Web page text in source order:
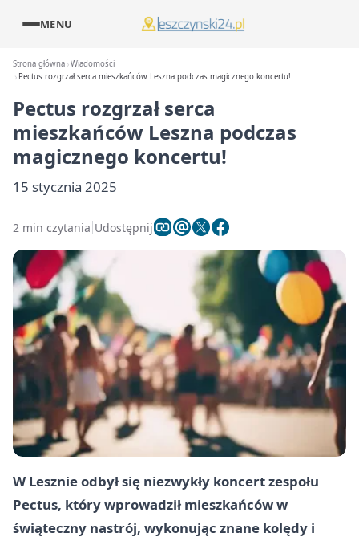
MENU
Strona główna Wiadomości
Pectus rozgrzał serca mieszkańców Leszna podczas magicznego koncertu!
Pectus rozgrzał serca
mieszkańców Leszna podczas
magicznego koncertu!
15 stycznia 2025
2 min czytania Udostępnij
W Lesznie odbył się niezwykły koncert zespołu
Pectus, który wprowadził mieszkańców w
świąteczny nastrój, wykonując znane kolędy i